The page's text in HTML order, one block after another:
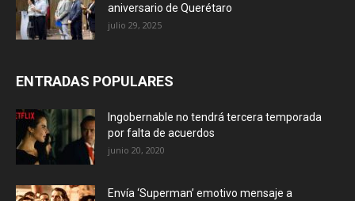
aniversario de Querétaro
julio 29, 2025
ENTRADAS POPULARES
Ingobernable no tendrá tercera temporada
por falta de acuerdos
junio 20, 2020
Envía ‘Superman’ emotivo mensaje a